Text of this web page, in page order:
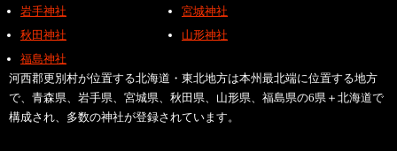
岩手神社
宮城神社
秋田神社
山形神社
福島神社
河西郡更別村が位置する北海道・東北地方は本州最北端に位置する地方
で、青森県、岩手県、宮城県、秋田県、山形県、福島県の6県＋北海道で
構成され、多数の神社が登録されています。